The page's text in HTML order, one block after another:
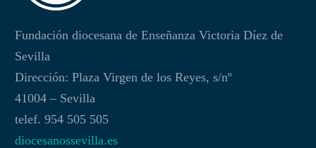
Fundación diocesana de Enseñanza Victoria Díez de
Sevilla
Dirección: Plaza Virgen de los Reyes, s/nº
41004 – Sevilla
telef. 954 505 505
diocesanossevilla.es